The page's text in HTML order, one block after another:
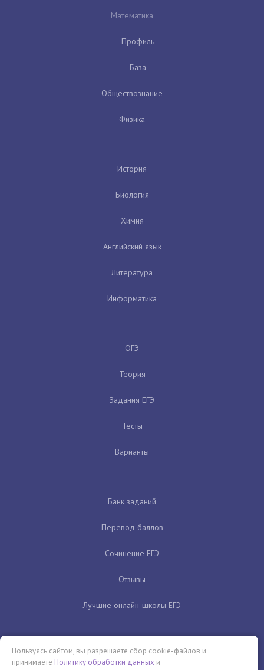
Математика
Профиль
База
Обществознание
Физика
История
Биология
Химия
Английский язык
Литература
Информатика
ОГЭ
Теория
Задания ЕГЭ
Тесты
Варианты
Банк заданий
Перевод баллов
Сочинение ЕГЭ
Отзывы
Лучшие онлайн-школы ЕГЭ
Пользуясь сайтом, вы разрешаете сбор cookie-файлов и
принимаете Политику обработки данных и